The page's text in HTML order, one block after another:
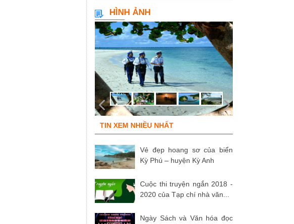
HÌNH ẢNH
TIN XEM NHIỀU NHẤT
Vẻ đẹp hoang sơ của biển
Kỳ Phú – huyện Kỳ Anh
Cuộc thi truyện ngắn 2018 -
2020 của Tạp chí nhà văn...
Ngày Sách và Văn hóa đọc